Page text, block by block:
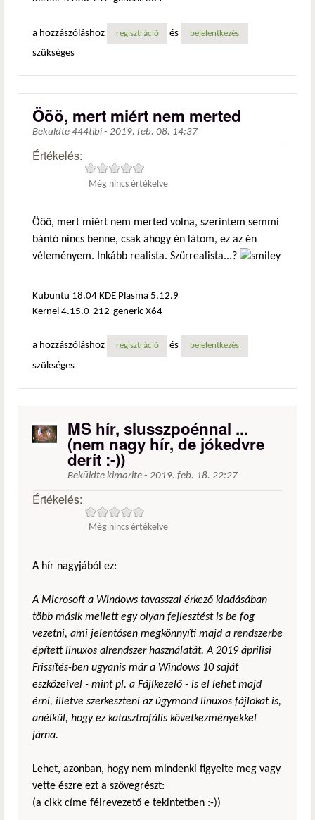
a hozzászóláshoz regisztráció és bejelentkezés
szükséges
Ööö, mert miért nem merted
Beküldte 444tibi - 2019. feb. 08. 14:37
Értékelés:
Még nincs értékelve
Ööö, mert miért nem merted volna, szerintem semmi
bántó nincs benne, csak ahogy én látom, ez az én
véleményem. Inkább realista. Szürrealista...?
Kubuntu 18.04 KDE Plasma 5.12.9
Kernel 4.15.0-212-generic X64
a hozzászóláshoz regisztráció és bejelentkezés
szükséges
MS hír, slusszpoénnal ...
(nem nagy hír, de jókedvre
derít :-))
Beküldte kimarite - 2019. feb. 18. 22:27
Értékelés:
Még nincs értékelve
A hír nagyjából ez:
A Microsoft a Windows tavasszal érkező kiadásában
több másik mellett egy olyan fejlesztést is be fog
vezetni, ami jelentősen megkönnyíti majd a rendszerbe
épített linuxos alrendszer használatát. A 2019 áprilisi
Frissítés-ben ugyanis már a Windows 10 saját
eszközeivel - mint pl. a Fájlkezelő - is el lehet majd
érni, illetve szerkeszteni az úgymond linuxos fájlokat is,
anélkül, hogy ez katasztrofális következményekkel
járna.
Lehet, azonban, hogy nem mindenki figyelte meg vagy
vette észre ezt a szövegrészt:
(a cikk címe félrevezető e tekintetben :-))